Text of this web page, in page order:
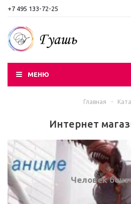
+7 495 133-72-25
МЕНЮ
Главная -
Интернет
Человек